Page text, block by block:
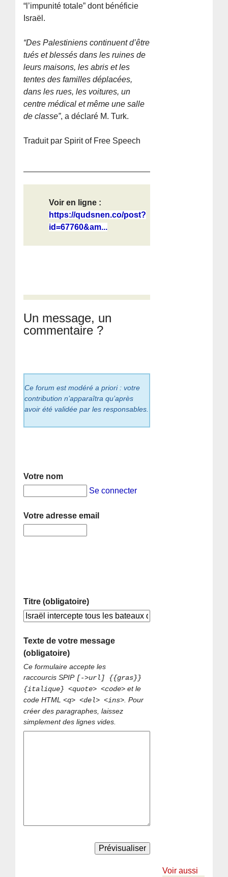
“l’impunité totale” dont bénéficie
Israël.
“Des Palestiniens continuent d’être
tués et blessés dans les ruines de
leurs maisons, les abris et les
tentes des familles déplacées,
dans les rues, les voitures, un
centre médical et même une salle
de classe”, a déclaré M. Turk.
Traduit par Spirit of Free Speech
Voir en ligne :
https://qudsnen.co/post?
id=67760&am...
Un message, un
commentaire ?
Ce forum est modéré a priori : votre
contribution n’apparaîtra qu’après
avoir été validée par les responsables.
Votre nom
Se connecter
Votre adresse email
Titre (obligatoire)
Texte de votre message
(obligatoire)
Ce formulaire accepte les
raccourcis SPIP [->url] {{gras}}
{italique} <quote> <code> et le
code HTML<q> <del> <ins> . Pour
créer des paragraphes, laissez
simplement des lignes vides.
Voir aussi